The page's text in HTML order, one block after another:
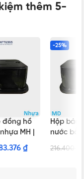
thêm 5-
đồng hồ
MH |
Minh Hòa
₫
-25%
Hộp bảo
nước
216.400